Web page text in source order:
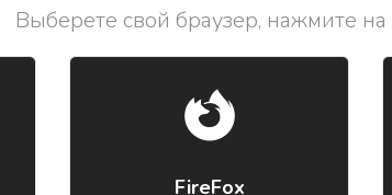
Выберете свой браузер, нажмите на
FireFox